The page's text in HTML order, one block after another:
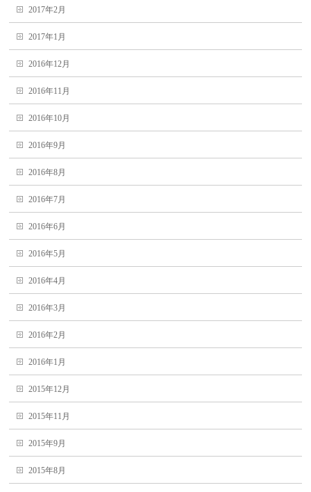
2017年2月
2017年1月
2016年12月
2016年11月
2016年10月
2016年9月
2016年8月
2016年7月
2016年6月
2016年5月
2016年4月
2016年3月
2016年2月
2016年1月
2015年12月
2015年11月
2015年9月
2015年8月